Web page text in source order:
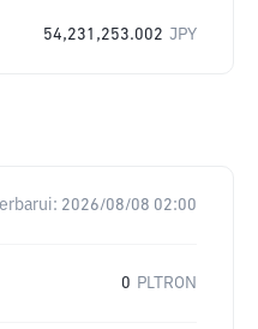
54,231,253.002 JPY
2026/08/08 02:00
0 PLTRON